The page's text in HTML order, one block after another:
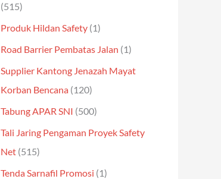
(515)
Produk Hildan Safety (1)
Road Barrier Pembatas Jalan (1)
Supplier Kantong Jenazah Mayat
Korban Bencana (120)
Tabung APAR SNI (500)
Tali Jaring Pengaman Proyek Safety
Net (515)
Tenda Sarnafil Promosi (1)